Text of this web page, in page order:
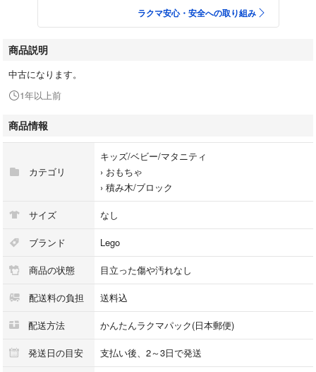
ラクマ安心・安全への取り組み
商品説明
中古になります。
1年以上前
商品情報
カテゴリ
キッズ/ベビー/マタニティ
› おもちゃ
› 積み木/ブロック
サイズ なし
ブランド Lego
商品の状態 目立った傷や汚れなし
配送料の負担 送料込
配送方法 かんたんラクマパック(日本郵便)
発送日の目安 支払い後、2～3日で発送